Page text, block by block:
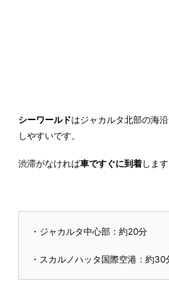
シーワールドはジャカルタ北部の海
しやすいです。
渋滞がなければ車ですぐに到着しま
・ジャカルタ中心部：約20分
・スカルノハッタ国際空港：約30